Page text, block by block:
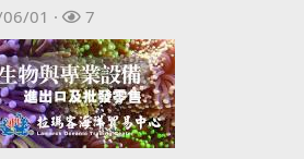
01
關
注
者
7